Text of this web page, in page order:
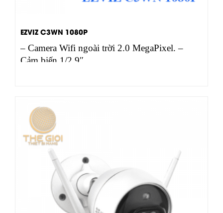
EZVIZ C3WN 1080P
– Camera Wifi ngoài trời 2.0 MegaPixel. –
Cảm biến 1/2.9″…